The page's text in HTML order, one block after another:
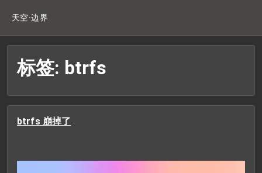
天空·边界
标签: btrfs
btrfs 崩掉了